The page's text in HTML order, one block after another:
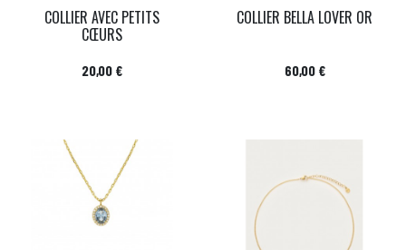
COLLIER AVEC PETITS
CŒURS
Prix
20,00 €
COLLIER BELLA LOVER OR
Prix
60,00 €